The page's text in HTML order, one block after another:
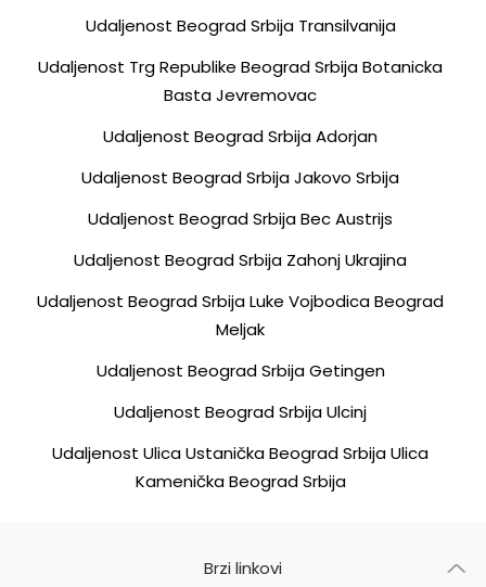
Udaljenost Beograd Srbija Transilvanija
Udaljenost Trg Republike Beograd Srbija Botanicka
Basta Jevremovac
Udaljenost Beograd Srbija Adorjan
Udaljenost Beograd Srbija Jakovo Srbija
Udaljenost Beograd Srbija Bec Austrijs
Udaljenost Beograd Srbija Zahonj Ukrajina
Udaljenost Beograd Srbija Luke Vojbodica Beograd
Meljak
Udaljenost Beograd Srbija Getingen
Udaljenost Beograd Srbija Ulcinj
Udaljenost Ulica Ustanička Beograd Srbija Ulica
Kamenička Beograd Srbija
Brzi linkovi